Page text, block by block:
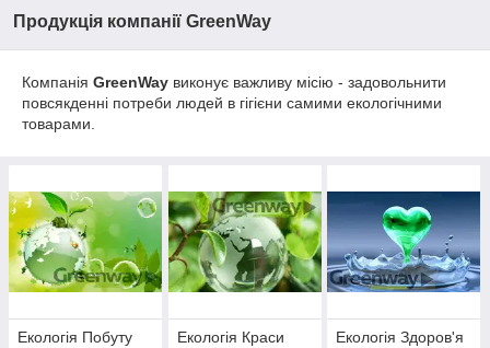
Продукція компанії GreenWay
Компанія GreenWay виконує важливу місію - задовольнити
повсякденні потреби людей в гігієни самими екологічними
товарами.
Екологія Побуту Екологія Краси Екологія Здоров'я